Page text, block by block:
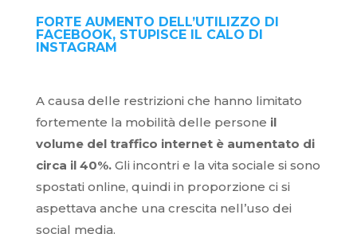
FORTE AUMENTO DELL’UTILIZZO DI
FACEBOOK, STUPISCE IL CALO DI
INSTAGRAM
A causa delle restrizioni che hanno limitato
fortemente la mobilità delle persone il
volume del traffico internet è aumentato di
circa il 40%.Gli incontri e la vita sociale si sono
spostati online, quindi in proporzione ci si
aspettava anche una crescita nell’uso dei
social media.